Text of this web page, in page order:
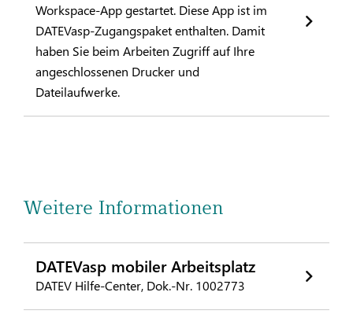
Workspace-App gestartet. Diese App ist im
DATEVasp-Zugangspaket enthalten. Damit
haben Sie beim Arbeiten Zugriff auf Ihre
angeschlossenen Drucker und
Dateilaufwerke.
Weitere Informationen
DATEVasp mobiler Arbeitsplatz
DATEV Hilfe-Center, Dok.-Nr. 1002773